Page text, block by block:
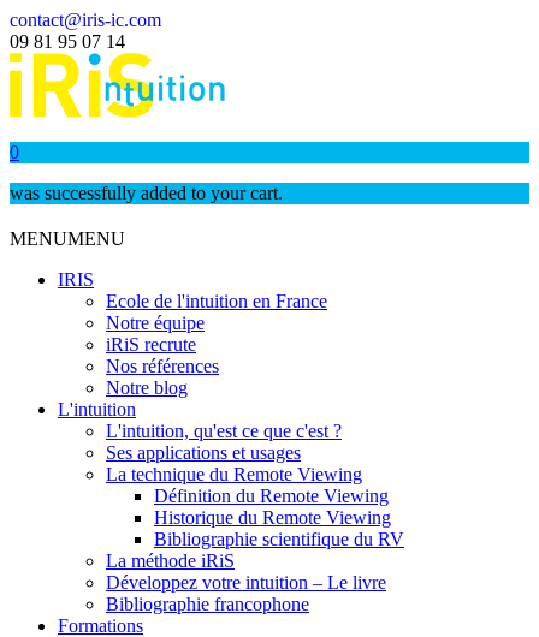
contact@iris-ic.com
09 81 95 07 14
0
was successfully added to your cart.
MENUMENU
IRIS
Ecole de l'intuition en France
Notre équipe
iRiS recrute
Nos références
Notre blog
L'intuition
L'intuition, qu'est ce que c'est ?
Ses applications et usages
La technique du Remote Viewing
Définition du Remote Viewing
Historique du Remote Viewing
Bibliographie scientifique du RV
La méthode iRiS
Développez votre intuition – Le livre
Bibliographie francophone
Formations